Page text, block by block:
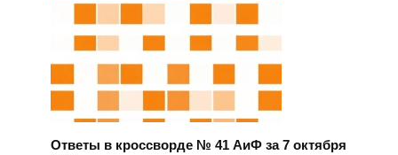
Ответы в кроссворде № 41 АиФ за 7 октября